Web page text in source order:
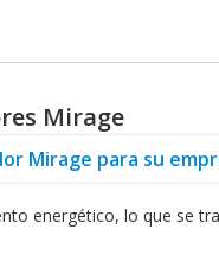
se puede encontrar
fresco y
con modelos que
ofreciendo un
de calidad.
de calidad y confianza,
Mirage
Mirage para su
energético, lo que se